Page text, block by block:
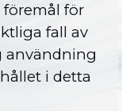
för
fall av
användning
i detta